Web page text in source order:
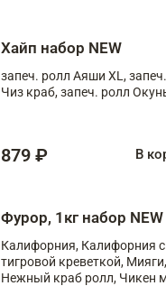
Хайп набор NEW
запеч. ролл Аяши XL,
Чиз краб, запеч. ролл
879 ₽ В
Фурор, 1кг набор NEW
Калифорния, Калифорния с
тигровой креветкой, Мияги,
Нежный краб ролл, Чикен